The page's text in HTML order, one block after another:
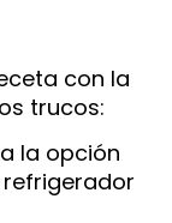
con la
trucos:
la opción